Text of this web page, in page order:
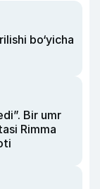
bo‘yicha
Bir umr
Rimma